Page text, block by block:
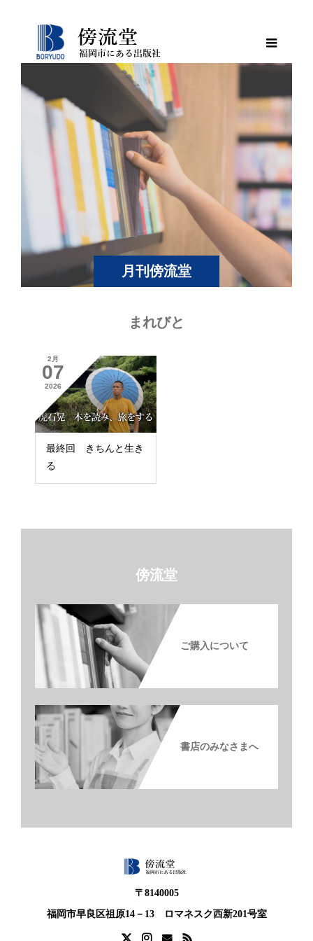
月刊傍流堂
まれびと
2月
07
2026
最終回 きちんと生き
る
傍流堂
ご購入について
書店のみなさまへ
〒8140005
福岡市早良区祖原14－13 ロマネスク西新201号室